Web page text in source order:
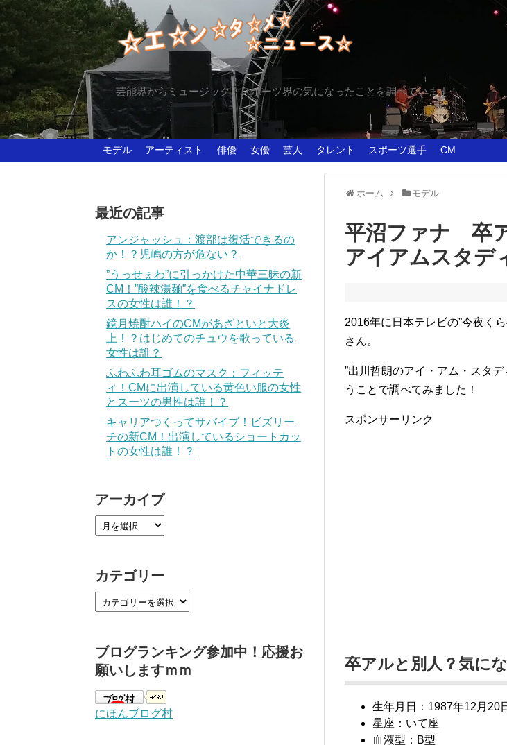
芸能界からミュージック、スポーツ界の気になったことを調べています！
モデル アーティスト 俳優 女優 芸人 タレント スポーツ選手 CM
ホーム モデル
平沼ファナ 卒
アイアムスタデ
2016年に日本テレビの”今夜く
さん。
”出川哲朗のアイ・アム・スタ
うことで調べてみました！
スポンサーリンク
卒アルと別人？気に
生年月日：1987年12月20
星座：いて座
血液型：B型
最近の記事
アンジャッシュ：渡部は復活できるの
か！？児嶋の方が危ない？
”うっせぇわ”に引っかけた中華三昧の新
CM！”酸辣湯麺”を食べるチャイナドレ
スの女性は誰！？
鏡月焼酎ハイのCMがあざといと大炎
上！？はじめてのチュウを歌っている
女性は誰？
ふわふわ耳ゴムのマスク：フィッテ
ィ！CMに出演している黄色い服の女性
とスーツの男性は誰！？
キャリアつくってサバイブ！ビズリー
チの新CM！出演しているショートカッ
トの女性は誰！？
アーカイブ
カテゴリー
ブログランキング参加中！応援お
願いしますｍｍ
にほんブログ村